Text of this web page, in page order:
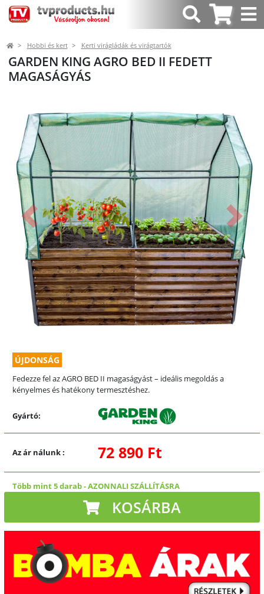
Hobbi és kert Kerti virágládák és virágtartók
GARDEN KING AGRO BED II FEDETT
MAGASÁGYÁS
Előző
ÚJDONSÁG
Fedezze fel az AGRO BED II magaságyást – ideális megoldás a
kényelmes és hatékony termesztéshez.
Gyártó:
Az ár nálunk: 72 890 Ft
Több mint 5 darab-AZONNALI SZÁLLÍTÁSRA
KOSÁRBA